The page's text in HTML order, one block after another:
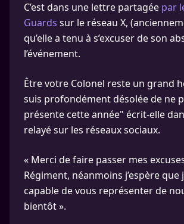
C’est dans une lettre partagée par
Guards sur le réseau X,
qu’elle a tenu à s’excuser de son
l’événement.
Être votre Colonel reste un grand
suis profondément désolée de ne
présente cette année" écrit-elle
relayé sur les réseaux sociaux.
« Merci de faire passer mes
Régiment, néanmoins j’espère que
capable de vous représenter de
bientôt ».